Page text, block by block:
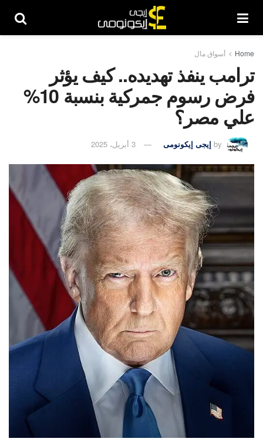
Home أسواق مال
ترامب ينفذ تهديده.. كيف يؤثر
فرض رسوم جمركية بنسبة 10%
علي مصر؟
by إيجى إيكونومى 3 أبريل، 2025